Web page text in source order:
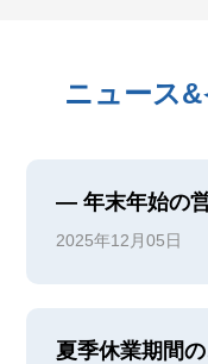
ニュース
― 年末年始の
2025年12月05日
夏季休業期間